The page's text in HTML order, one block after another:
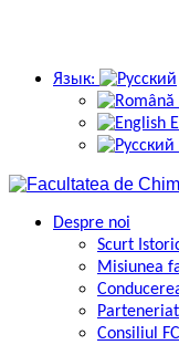
Язык:
Despre noi
Scurt
Misiunea
Consiliul